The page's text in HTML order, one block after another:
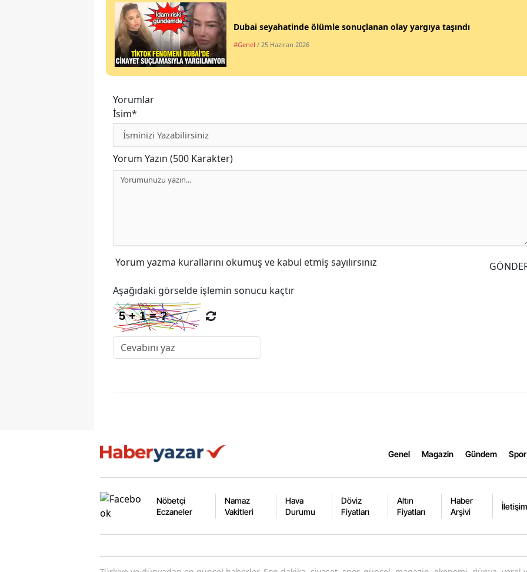
Dubai seyahatinde ölümle sonuçlanan olay yargıya taşındı
#Genel / 25 Haziran 2026
Yorumlar
İsim*
Yorum Yazın (500 Karakter)
Yorum yazma kurallarını okumuş ve kabul etmiş sayılırsınız
Aşağıdaki görselde işlemin sonucu kaçtır
Genel Magazin Gündem Spor
Nöbetçi
Eczaneler
Namaz
Vakitleri
Hava
Durumu
Döviz
Fiyatları
Altın
Fiyatları
Haber
Arşivi